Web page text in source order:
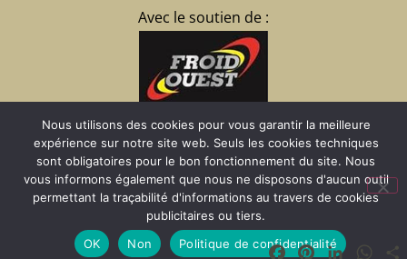
Avec le soutien de :
La Brisardière
35430 CHATEAUNEUF
d’Ille et Vilaine
02 23 15 07 09
Faire un don Facebook
Pinterest
Nous utilisons des cookies pour vous garantir la meilleure
expérience sur notre site web. Seuls les cookies techniques
sont obligatoires pour le bon fonctionnement du site. Nous
vous informons également que nous ne disposons d'aucun outil
permettant la traçabilité d'informations au travers de cookies
publicitaires ou tiers.
OK
Non Politique de confidentialité